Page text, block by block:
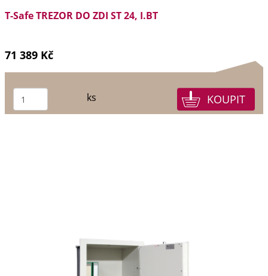
T-Safe TREZOR DO ZDI ST 24, I.BT
71 389 Kč
ks